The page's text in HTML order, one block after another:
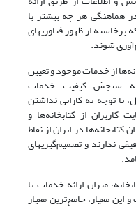
هماهنگی هر چه بیشتر با
برخاسته از ظهور فناوریهای
شوند.
از خدمات موجود و تعیین
به سنجش کیفیت خدمات
با توجه به کارایی نداشتن
از کتابخانه‌ها و
در ایران از نقاط
ندارند و تصمیم‌گیریهای
میزان ارائه خدمات با
این معیار، جامع‌ترین معیار